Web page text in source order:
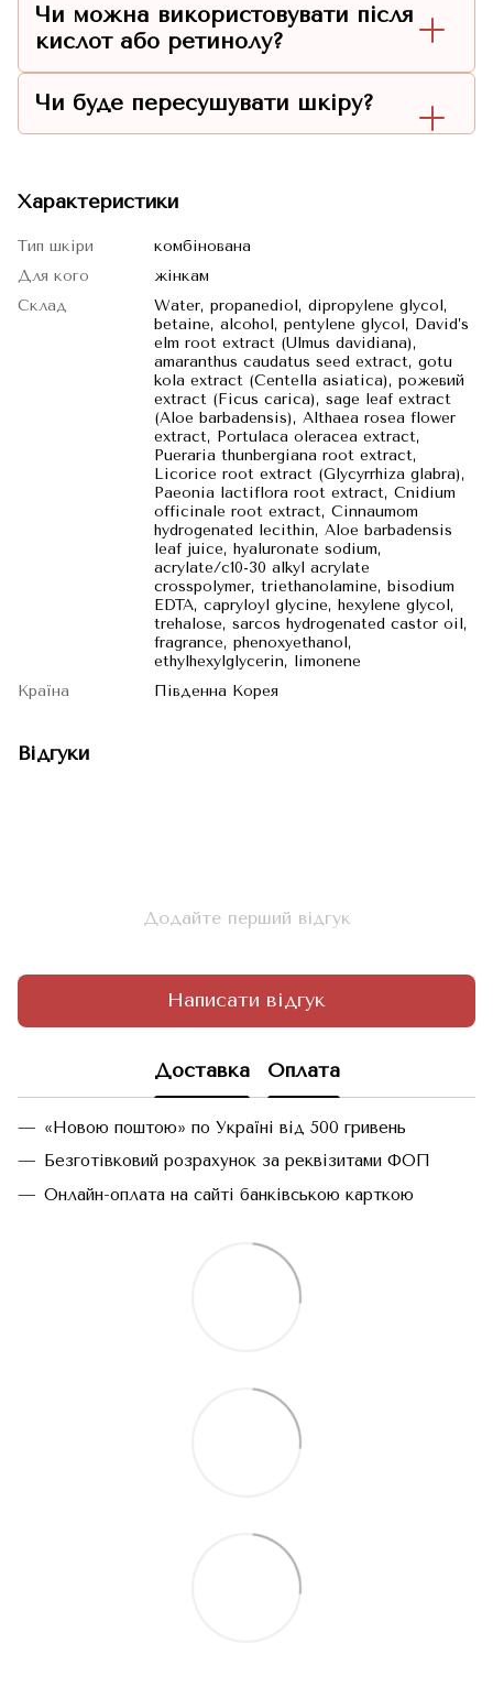
Чи можна використовувати після
кислот або ретинолу?
Чи буде пересушувати шкіру?
Характеристики
Тип шкіри
комбінована
Для кого
жінкам
Склад
Water, propanediol, dipropylene glycol,
betaine, alcohol, pentylene glycol, David’s
elm root extract (Ulmus davidiana),
amaranthus caudatus seed extract, gotu
kola extract (Centella asiatica), рожевий
extract (Ficus carica), sage leaf extract
(Aloe barbadensis), Althaea rosea flower
extract, Portulaca oleracea extract,
Pueraria thunbergiana root extract,
Licorice root extract (Glycyrrhiza glabra),
Paeonia lactiflora root extract, Cnidium
officinale root extract, Cinnaumom
hydrogenated lecithin, Aloe barbadensis
leaf juice, hyaluronate sodium,
acrylate/c10-30 alkyl acrylate
crosspolymer, triethanolamine, bisodium
EDTA, capryloyl glycine, hexylene glycol,
trehalose, sarcos hydrogenated castor oil,
fragrance, phenoxyethanol,
ethylhexylglycerin, limonene
Країна
Південна Корея
Відгуки
Додайте перший відгук
Написати відгук
Доставка Оплата
«Новою поштою» по Україні від 500 гривень
Безготівковий розрахунок за реквізитами ФОП
Онлайн-оплата на сайті банківською карткою